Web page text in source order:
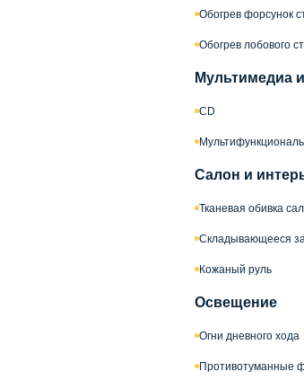
Обогрев форсунок
Обогрев лобового
Мультимедиа
CD
Салон и
Тканевая обивка
Складывающееся
Кожаный руль
Освещение
Огни дневного хода
Противотуманные